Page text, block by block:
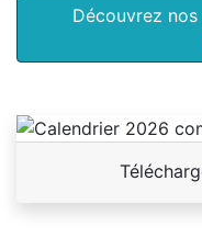
Découvrez